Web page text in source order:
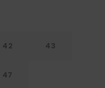
42 43
47